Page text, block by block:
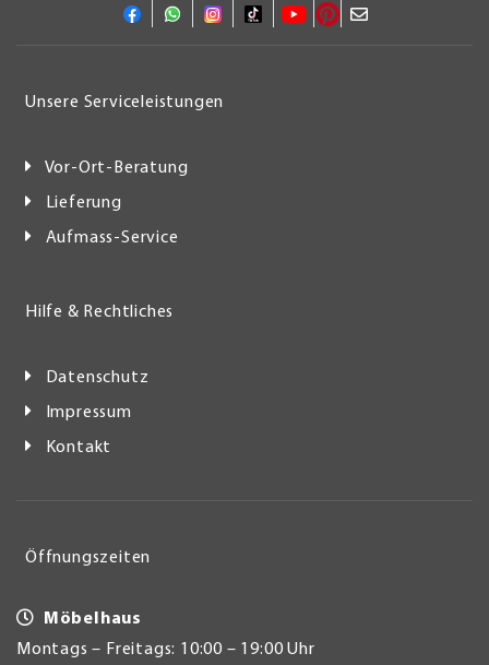
Unsere Serviceleistungen
Vor-Ort-Beratung
Lieferung
Aufmass-Service
Hilfe & Rechtliches
Datenschutz
Impressum
Kontakt
Öffnungszeiten
Möbelhaus
Montags – Freitags: 10:00 – 19:00 Uhr